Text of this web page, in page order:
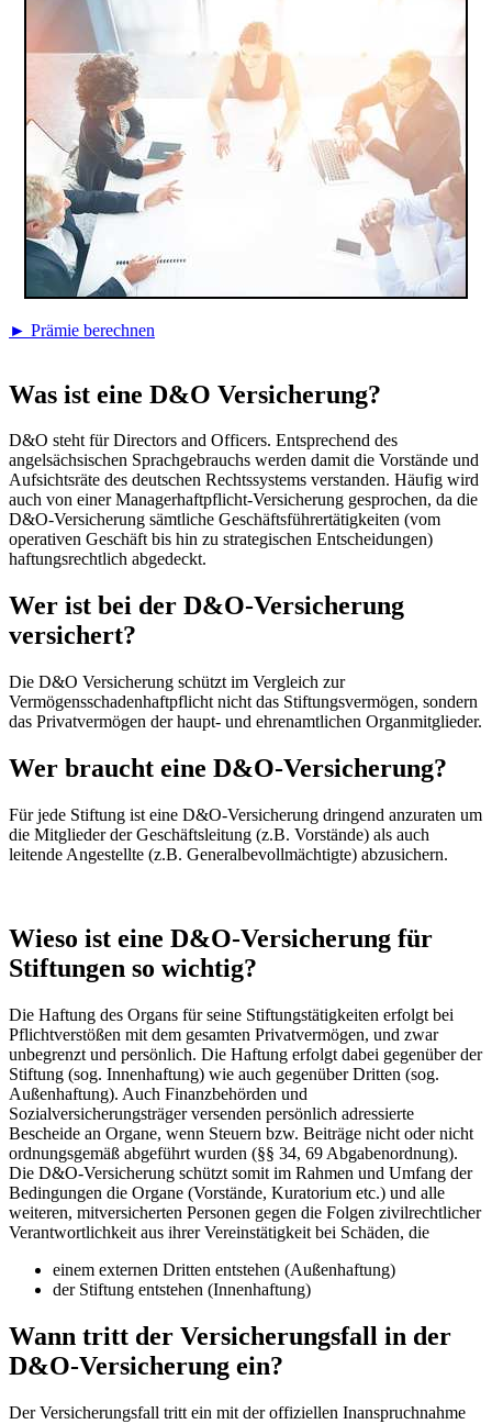
► Prämie berechnen
Was ist eine D&O Versicherung?
D&O steht für Directors and Officers. Entsprechend des
angelsächsischen Sprachgebrauchs werden damit die Vorstände und
Aufsichtsräte des deutschen Rechtssystems verstanden. Häufig wird
auch von einer Managerhaftpflicht-Versicherung gesprochen, da die
D&O-Versicherung sämtliche Geschäftsführertätigkeiten (vom
operativen Geschäft bis hin zu strategischen Entscheidungen)
haftungsrechtlich abgedeckt.
Wer ist bei der D&O-Versicherung
versichert?
Die D&O Versicherung schützt im Vergleich zur
Vermögensschadenhaftpflicht nicht das Stiftungsvermögen, sondern
das Privatvermögen der haupt- und ehrenamtlichen Organmitglieder.
Wer braucht eine D&O-Versicherung?
Für jede Stiftung ist eine D&O-Versicherung dringend anzuraten um
die Mitglieder der Geschäftsleitung (z.B. Vorstände) als auch
leitende Angestellte (z.B. Generalbevollmächtigte) abzusichern.
Wieso ist eine D&O-Versicherung für
Stiftungen so wichtig?
Die Haftung des Organs für seine Stiftungstätigkeiten erfolgt bei
Pflichtverstößen mit dem gesamten Privatvermögen, und zwar
unbegrenzt und persönlich. Die Haftung erfolgt dabei gegenüber der
Stiftung (sog. Innenhaftung) wie auch gegenüber Dritten (sog.
Außenhaftung). Auch Finanzbehörden und
Sozialversicherungsträger versenden persönlich adressierte
Bescheide an Organe, wenn Steuern bzw. Beiträge nicht oder nicht
ordnungsgemäß abgeführt wurden (§§ 34, 69 Abgabenordnung).
Die D&O-Versicherung schützt somit im Rahmen und Umfang der
Bedingungen die Organe (Vorstände, Kuratorium etc.) und alle
weiteren, mitversicherten Personen gegen die Folgen zivilrechtlicher
Verantwortlichkeit aus ihrer Vereinstätigkeit bei Schäden, die
einem externen Dritten entstehen (Außenhaftung)
der Stiftung entstehen (Innenhaftung)
Wann tritt der Versicherungsfall in der
D&O-Versicherung ein?
Der Versicherungsfall tritt ein mit der offiziellen Inanspruchnahme